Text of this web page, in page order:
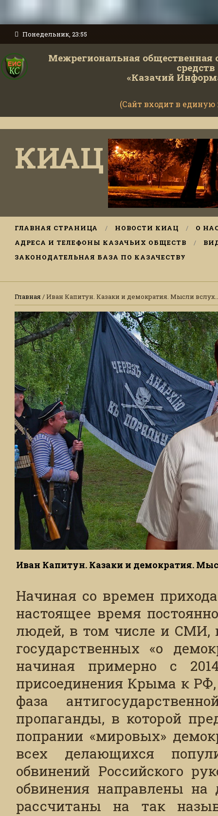
Понедельник, 23:55
Межрегиональная общественная
«Казачий
(Сайт входит в
КИАЦ
ГЛАВНАЯ СТРАНИЦА НОВОСТИ КИАЦ
О
АДРЕСА И ТЕЛЕФОНЫ КАЗАЧЬИХ ОБЩЕСТВ
ЗАКОНОДАТЕЛЬНАЯ БАЗА ПО КАЗАЧЕСТВУ
Главная / Иван Капитун. Казаки и демократия. Мысли
Иван Капитун. Казаки и демократия.
Начиная со времен
настоящее время
людей, в том числе и СМИ,
государственных «о
начиная примерно с
присоединения Крыма к
фаза
пропаганды, в которой
попрании «мировых»
всех делающихся
обвинений Российского
обвинения направлены на
рассчитаны на так